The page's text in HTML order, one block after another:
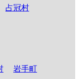
占冠村
岩手町